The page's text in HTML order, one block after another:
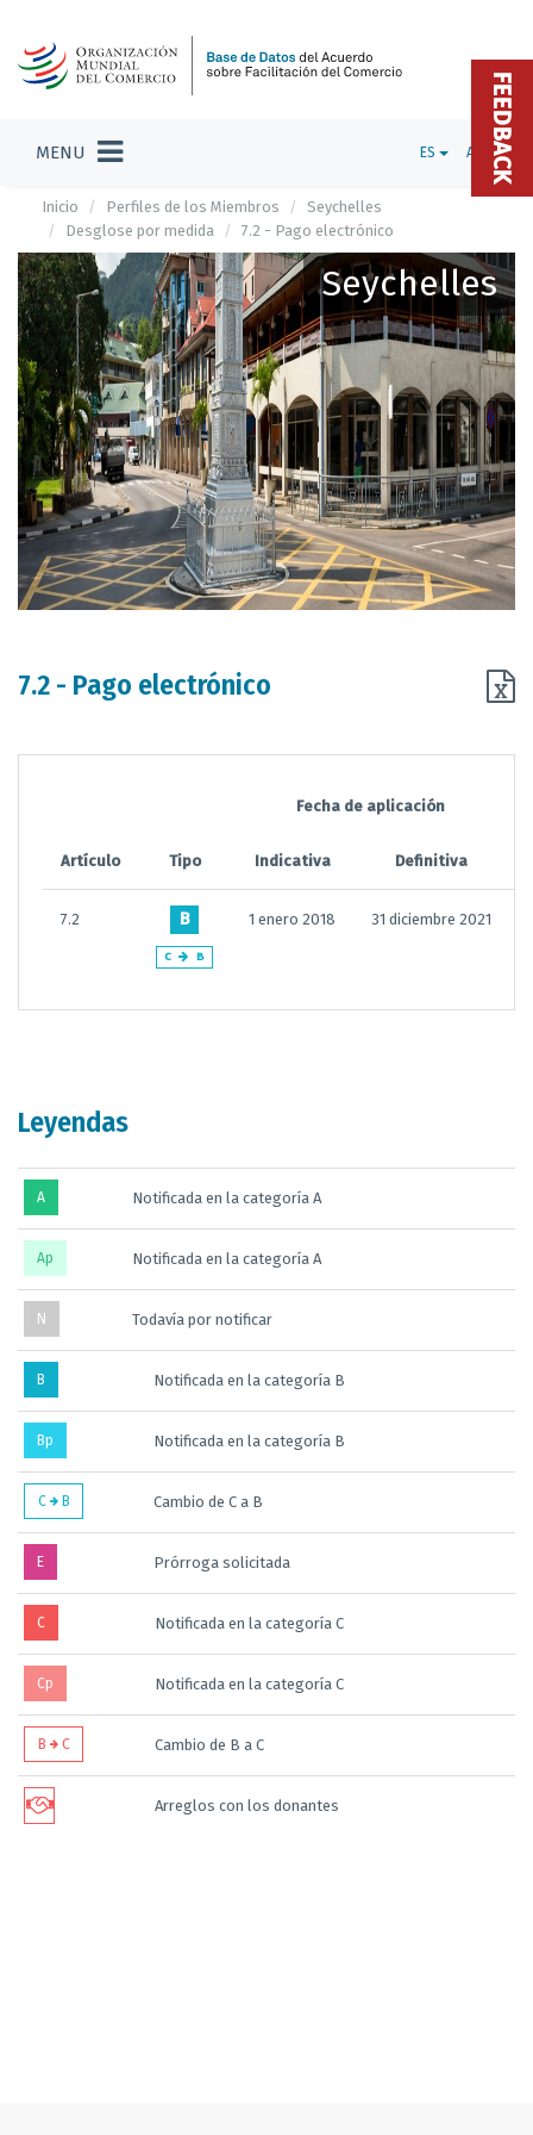
MENU ES ADMIN
Inicio Perfiles de los Miembros
Seychelles
Desglose por medida
7.2 - Pago electrónico
Seychelles
7.2 - Pago electrónico
Fecha de aplicación
Artículo Tipo Indicativa Definitiva
7.2 B
C B
1 enero 2018 31 diciembre 2021
Leyendas
A Notificada en la categoría A
Ap Notificada en la categoría A
N Todavía por notificar
B Notificada en la categoría B
Bp Notificada en la categoría B
C B Cambio de C a B
E Prórroga solicitada
C Notificada en la categoría C
Cp Notificada en la categoría C
B C Cambio de B a C
Arreglos con los donantes
FEEDBACK